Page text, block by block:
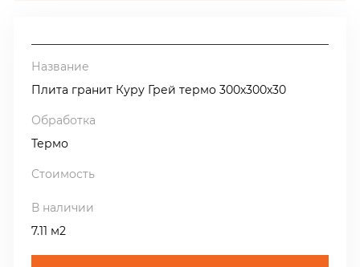
Плита гранит Куру Грей термо 300х300х30
Термо
7.11 м2